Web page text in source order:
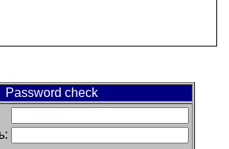
Password check